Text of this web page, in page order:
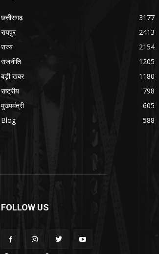
छत्तीसगढ़
3177
रायपुर
2413
राज्य
2154
राजनीति
1205
बड़ी खबर
1180
राष्ट्रीय
798
मुख्यमंत्री
605
Blog
588
FOLLOW US